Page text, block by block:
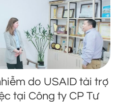
do USAID tài trợ
tại Công ty CP Tư